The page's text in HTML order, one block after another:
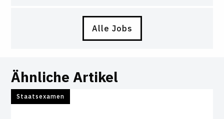
Alle Jobs
Ähnliche Artikel
Staatsexamen